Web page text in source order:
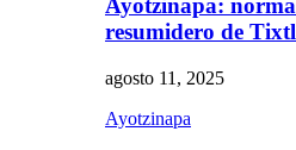
Ayotzinapa:
resumidero de
agosto 11, 2025
Ayotzinapa